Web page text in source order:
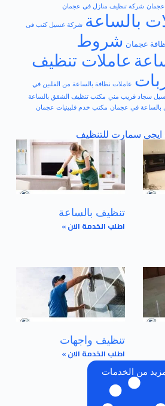
شركة تنظيف منازل في عجمان
بالساعة شركة غسيل كنب فى
عجمان شروط
عاملات تنظيف
عاملات نظافة بالساعة من الفلبين في
سجاد قريب مني مكتب تنظيف الشقق بالساعة
بالساعة في عجمان مكتب خدم فلبينيات عجمان
سمارت للتنظيف
تنظيف بالساعة
اطلب الخدمة الان »
تنظيف واجهات
اطلب الخدمة الان »
من الخدمات